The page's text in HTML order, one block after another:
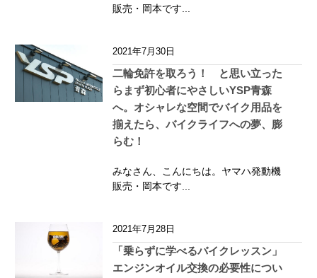
販売・岡本です...
2021年7月30日
二輪免許を取ろう！ と思い立った
らまず初心者にやさしいYSP青森
へ。オシャレな空間でバイク用品を
揃えたら、バイクライフへの夢、膨
らむ！
みなさん、こんにちは。ヤマハ発動機
販売・岡本です...
2021年7月28日
「乗らずに学べるバイクレッスン」
エンジンオイル交換の必要性につい